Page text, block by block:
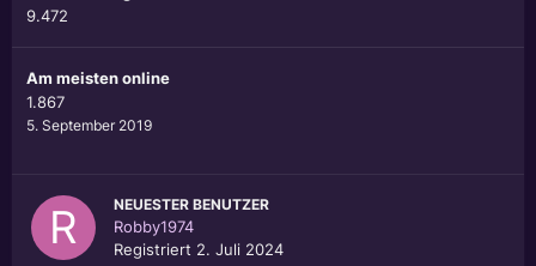
9.472
Am meisten online
1.867
5. September 2019
NEUESTER BENUTZER
Robby1974
Registriert 2. Juli 2024